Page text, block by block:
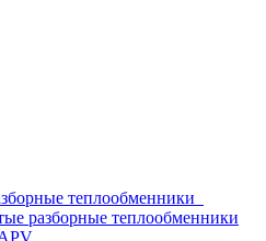
теплообменники
разборные теплообменники